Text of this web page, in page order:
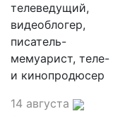
телеведущий,
видеоблогер,
писатель-
мемуарист, теле-
и кинопродюсер
14 августа